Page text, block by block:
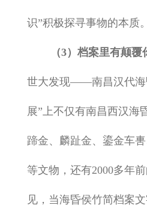
识”积极探寻事物的本质。
（3）档案里有颠
世大发现——南昌汉代海
展”上不仅有南昌西汉海
蹄金、麟趾金、鎏金车
等文物，还有2000多年
见，当海昏侯竹简档案